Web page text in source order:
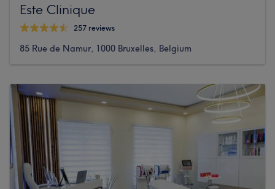
Este Clinique
257 reviews
85 Rue de Namur, 1000 Bruxelles, Belgium